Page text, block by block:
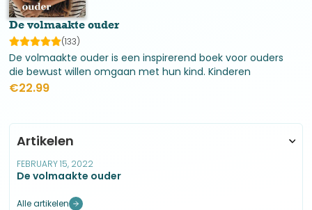
De volmaakte ouder
(133)
De volmaakte ouder is een inspirerend boek voor ouders
die bewust willen omgaan met hun kind. Kinderen
opvoeden vanuit regels, straffen en belonen is niet meer
€22.99
Artikelen
FEBRUARY 15, 2022
De volmaakte ouder
Alle artikelen